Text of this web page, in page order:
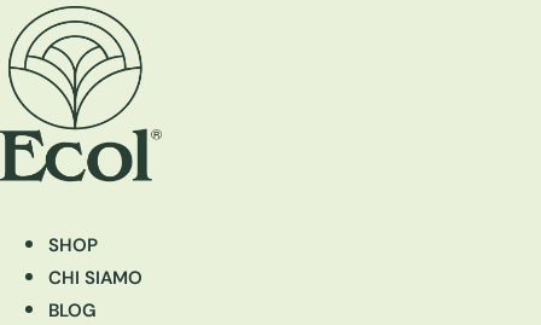
SHOP
CHI SIAMO
BLOG